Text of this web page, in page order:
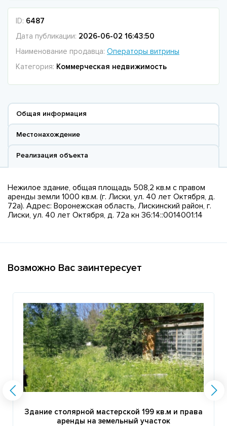
ID: 6487
Дата публикации: 2026-06-02 16:43:50
Наименование продавца: Операторы витрины
Категория: Коммерческая недвижимость
Общая информация
Местонахождение
Реализация объекта
Нежилое здание, общая площадь 508,2 кв.м с правом
аренды земли 1000 кв.м. (г. Лиски, ул. 40 лет Октября, д.
72а). Адрес: Воронежская область, Лискинский район, г.
Лиски, ул. 40 лет Октября, д. 72а кн 36:14::0014001:14
Возможно Вас заинтересует
Здание столярной мастерской 199 кв.м и права
аренды на земельный участок